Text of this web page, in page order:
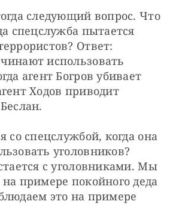
следующий вопрос. Что
спецслужба пытается
Ответ:
использовать
агент Богров убивает
Ходов приводит
со спецслужбой, когда она
уголовников?
с уголовниками. Мы
примере покойного деда
это на примере